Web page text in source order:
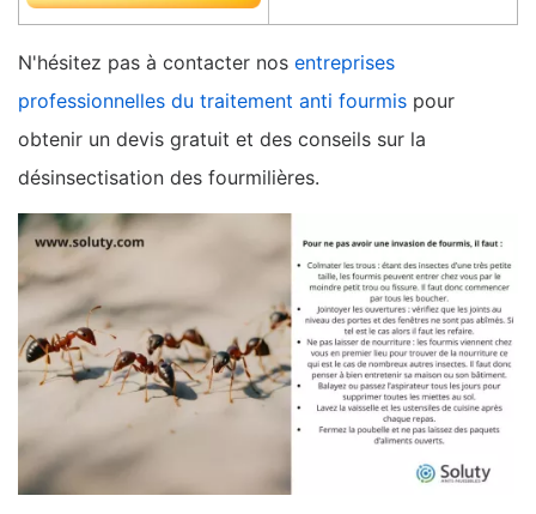
N'hésitez pas à contacter nos entreprises
professionnelles du traitement anti fourmis pour
obtenir un devis gratuit et des conseils sur la
désinsectisation des fourmilières.